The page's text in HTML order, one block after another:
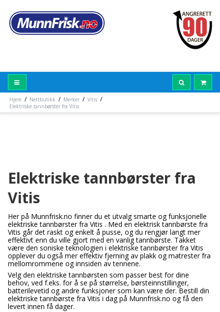
Hjem / Nettbutikk / Merker / Vitis /
Elektriske tannbørster fra Vitis
Elektriske tannbørster fra
Vitis
Her på Munnfrisk.no finner du et utvalg smarte og funksjonelle
elektriske tannbørster fra Vitis . Med en elektrisk tannbørste fra
Vitis går det raskt og enkelt å pusse, og du rengjør langt mer
effektivt enn du ville gjort med en vanlig tannbørste. Takket
være den soniske teknologien i elektriske tannbørster fra Vitis
opplever du også mer effektiv fjerning av plakk og matrester fra
mellomrommene og innsiden av tennene.
Velg den elektriske tannbørsten som passer best for dine
behov, ved f.eks. for å se på størrelse, børsteinnstillinger,
batterilevetid og andre funksjoner som kan være der. Bestill din
elektriske tannbørste fra Vitis i dag på Munnfrisk.no og få den
levert innen få dager.